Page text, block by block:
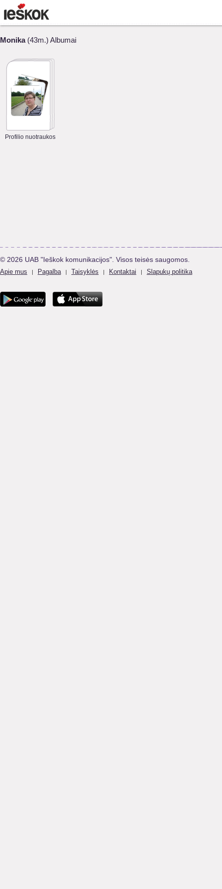
Monika(43m.) Albumai
Profilio nuotraukos
© 2026 UAB "Ieškok komunikacijos". Visos teisės saugomos.
Apie mus | Pagalba | Taisyklės | Kontaktai | Slapukų politika